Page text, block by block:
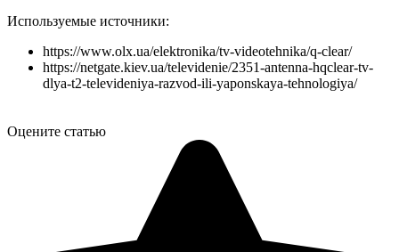
Используемые источники:
https://www.olx.ua/elektronika/tv-videotehnika/q-clear/
https://netgate.kiev.ua/televidenie/2351-antenna-hqclear-tv-
dlya-t2-televideniya-razvod-ili-yaponskaya-tehnologiya/
Оцените статью